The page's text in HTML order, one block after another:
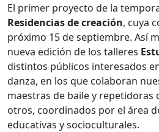
El primer proyecto de la
Residencias de creación, cuya
próximo 15 de septiembre. Así
nueva edición de los talleres
distintos públicos interesados
danza, en los que colaboran
maestras de baile y repetidoras
otros, coordinados por el área
educativas y socioculturales.